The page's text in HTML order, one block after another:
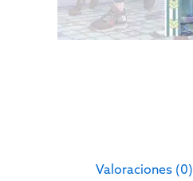
Valoraciones (0)